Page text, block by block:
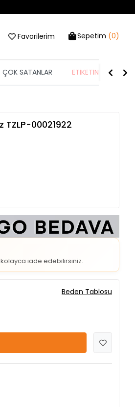
Favorilerim Sepetim (0)
ÇOK SATANLAR ETİKETİN YARISI
TZLP-00021922
iade edebilirsiniz.